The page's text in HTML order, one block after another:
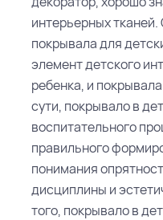
интерьерных тканей.
покрывала для
элемент детского
ребенка, и
сути, покрывало в
воспитательного
правильного
понимания
дисциплины и
того, покрывало в